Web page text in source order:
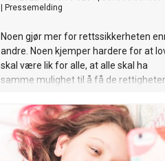
Pressemelding
Noen gjør mer for rettssikkerheten
andre. Noen kjemper hardere for at
skal være lik for alle, at alle skal ha
samme mulighet til å få de
Juristforbundet ønsker å trekke fram
som eksempler og helter – som
Rettssikkerhetsprisen 2022. Nå kan du
nominere din favoritt.